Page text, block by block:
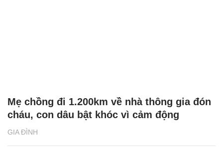
GIA ĐÌNH
Mẹ chồng đi 1.200km về nhà thông gia đón
cháu, con dâu bật khóc vì cảm động